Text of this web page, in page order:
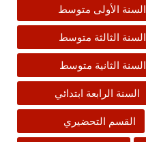
السنة الأولى متوسط
السنة الثالثة متوسط
السنة الثانية متوسط
السنة الرابعة ابتدائي
القسم التحضيري